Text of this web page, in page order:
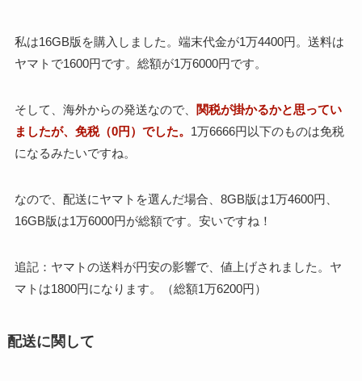
私は16GB版を購入しました。端末代金が1万4400円。送料は
ヤマトで1600円です。総額が1万6000円です。
そして、海外からの発送なので、
関税が掛かるかと思ってい
ましたが、免税（0円）でした。 1万6666円以下のものは免税
になるみたいですね。
なので、配送にヤマトを選んだ場合、8GB版は1万4600円、
16GB版は1万6000円が総額です。安いですね！
追記：ヤマトの送料が円安の影響で、値上げされました。ヤ
マトは1800円になります。（総額1万6200円）
配送に関して